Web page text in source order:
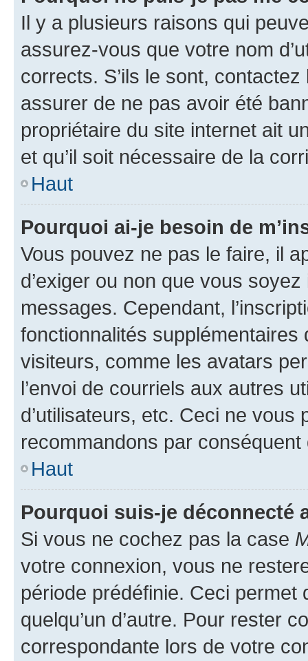
Il y a plusieurs raisons qui
assurez-vous que votre nom
corrects. S’ils le sont,
assurer de ne pas avoir été
propriétaire du site internet ait
et qu’il soit nécessaire de la
Haut
Pourquoi ai-je besoin de
Vous pouvez ne pas le faire, il
d’exiger ou non que vous
messages. Cependant,
fonctionnalités
visiteurs, comme les avatars
l’envoi de courriels aux autres
d’utilisateurs, etc. Ceci ne vous
recommandons par conséquent
Haut
Pourquoi suis-je déconnecté
Si vous ne cochez pas la case
votre connexion, vous ne
période prédéfinie. Ceci permet
quelqu’un d’autre. Pour rester
correspondante lors de votre